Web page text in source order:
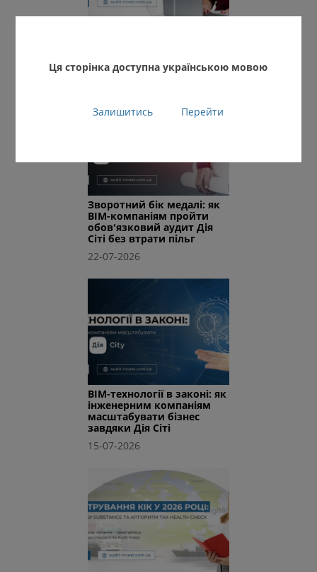
30-07-2026
Зворотний бік медалі: як
BIM-компаніям пройти
обов'язковий аудит Дія
Сіті без втрати пільг
22-07-2026
BIM-технології в законі: як
інженерним компаніям
масштабувати бізнес
завдяки Дія Сіті
15-07-2026
Ця сторінка доступна українською мовою
Залишитись Перейти